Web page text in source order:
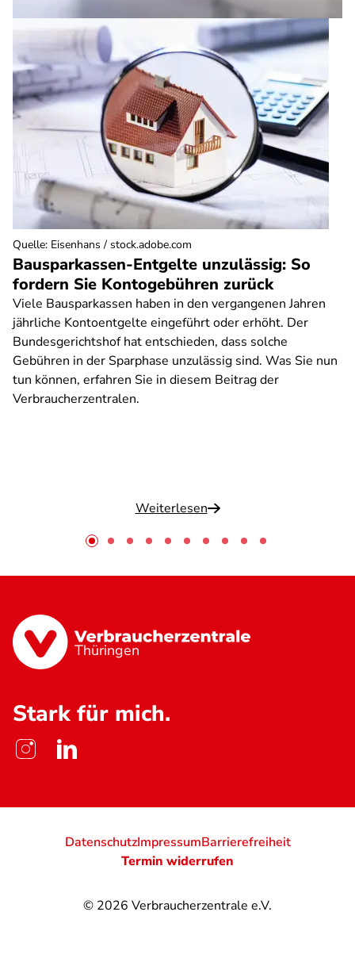
Bausparkassen-Entgelte unzulässig: So
fordern Sie Kontogebühren zurück
Viele Bausparkassen haben in den vergangenen Jahren
jährliche Kontoentgelte eingeführt oder erhöht. Der
Bundesgerichtshof hat entschieden, dass solche
Gebühren in der Sparphase unzulässig sind. Was Sie nun
tun können, erfahren Sie in diesem Beitrag der
Verbraucherzentralen.
Weiterlesen
Quelle: Eisenhans / stock.adobe.com
Thüringen
Stark für mich.
© 2026 Verbraucherzentrale e.V.
DatenschutzImpressumBarrierefreiheit
Termin widerrufen